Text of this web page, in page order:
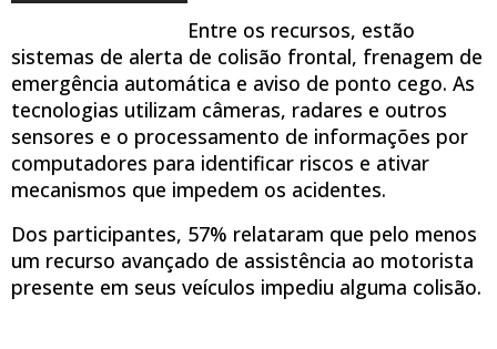
Entre os recursos, estão
sistemas de alerta de colisão frontal, frenagem de
emergência automática e aviso de ponto cego. As
tecnologias utilizam câmeras, radares e outros
sensores e o processamento de informações por
computadores para identificar riscos e ativar
mecanismos que impedem os acidentes.
Dos participantes, 57% relataram que pelo menos
um recurso avançado de assistência ao motorista
presente em seus veículos impediu alguma colisão.